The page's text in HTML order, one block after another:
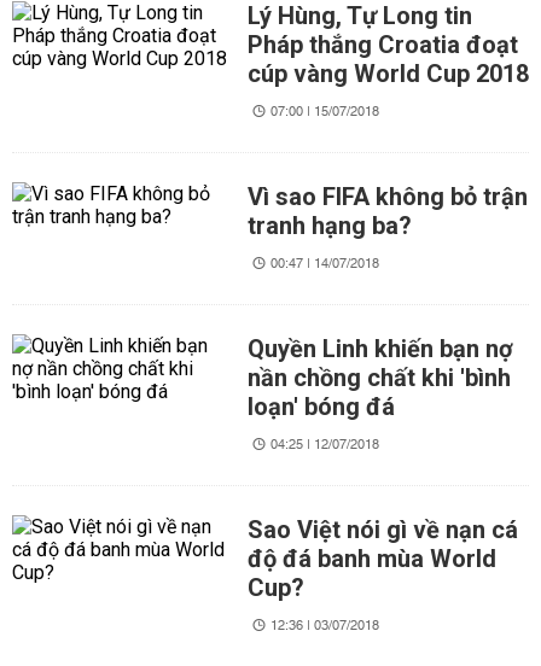
Lý Hùng, Tự Long tin
Pháp thắng Croatia đoạt
cúp vàng World Cup 2018
07:00 | 15/07/2018
Vì sao FIFA không bỏ trận
tranh hạng ba?
00:47 | 14/07/2018
Quyền Linh khiến bạn nợ
nần chồng chất khi 'bình
loạn' bóng đá
04:25 | 12/07/2018
Sao Việt nói gì về nạn cá
độ đá banh mùa World
Cup?
12:36 | 03/07/2018